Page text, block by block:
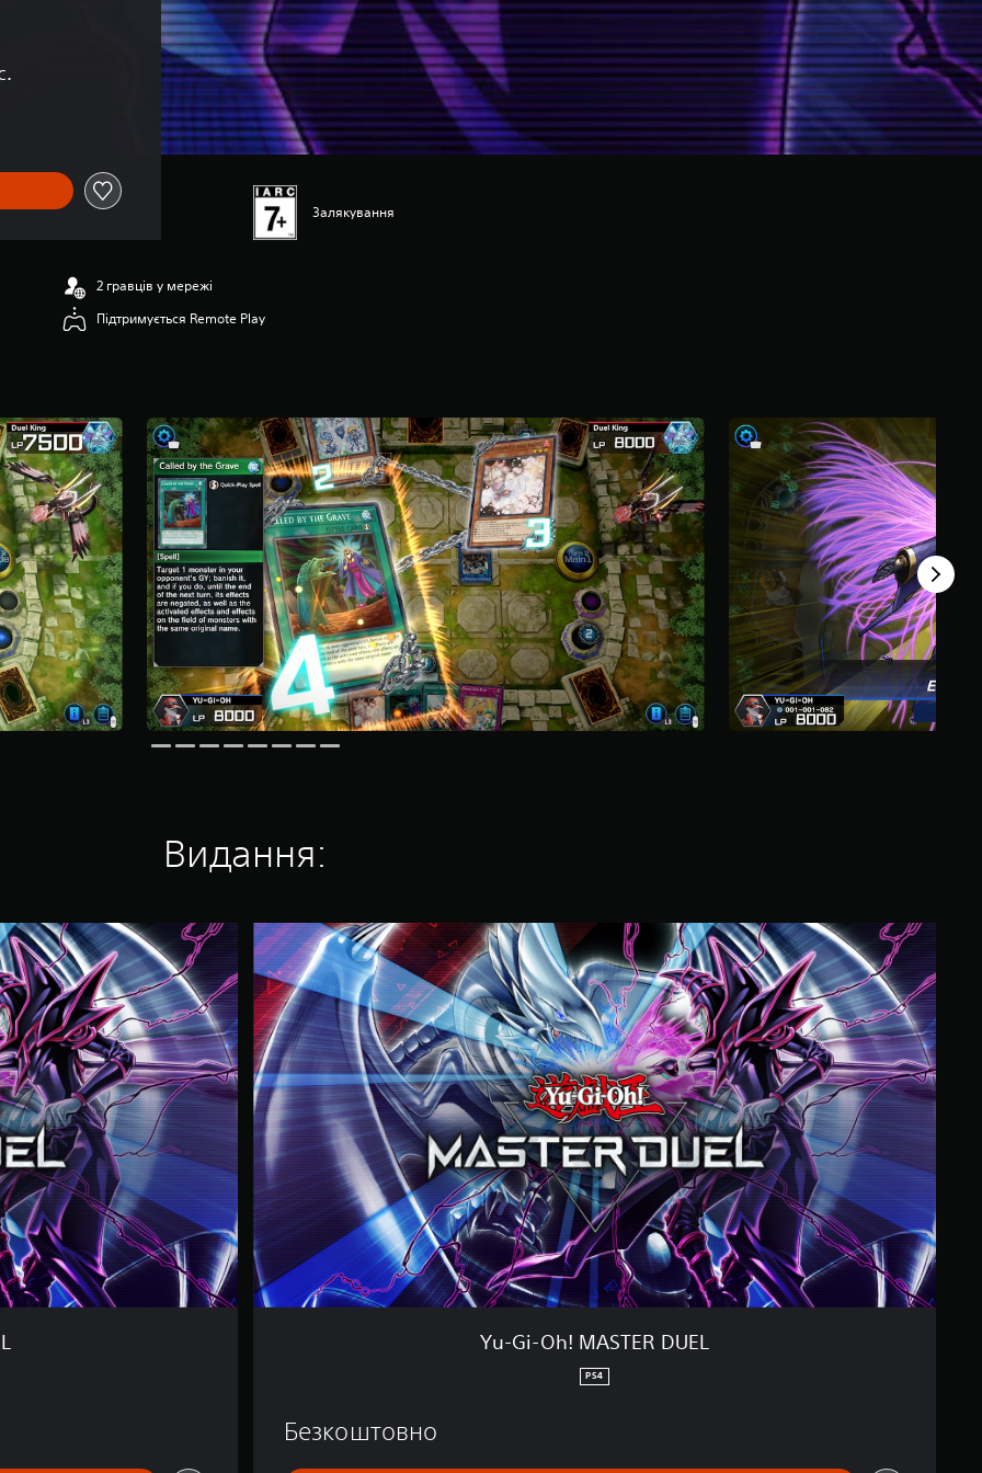
Залякування
2 гравців у мережі
Підтримується Remote Play
Видання:
Y
u
-
G
i
-
O
h
!
M
A
S
T
E
R
D
U
E
L
Yu-Gi-Oh! MASTER DUEL
PS4
Безкоштовно